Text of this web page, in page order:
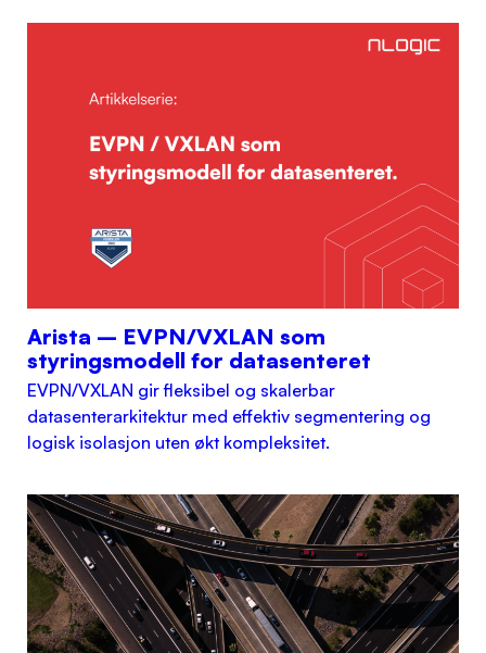
Arista – EVPN/VXLAN som
styringsmodell for datasenteret
EVPN/VXLAN gir fleksibel og skalerbar
datasenterarkitektur med effektiv segmentering og
logisk isolasjon uten økt kompleksitet.